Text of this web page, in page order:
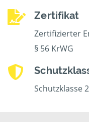
Zertifikat
Zertifizierter
§ 56 KrWG
Schutzklasse